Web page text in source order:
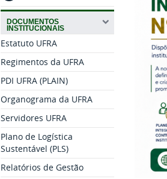
DOCUMENTOS
INSTITUCIONAIS
Estatuto UFRA
Regimentos da UFRA
PDI UFRA (PLAIN)
Organograma da UFRA
Servidores UFRA
Plano de Logística
Sustentável (PLS)
Relatórios de Gestão